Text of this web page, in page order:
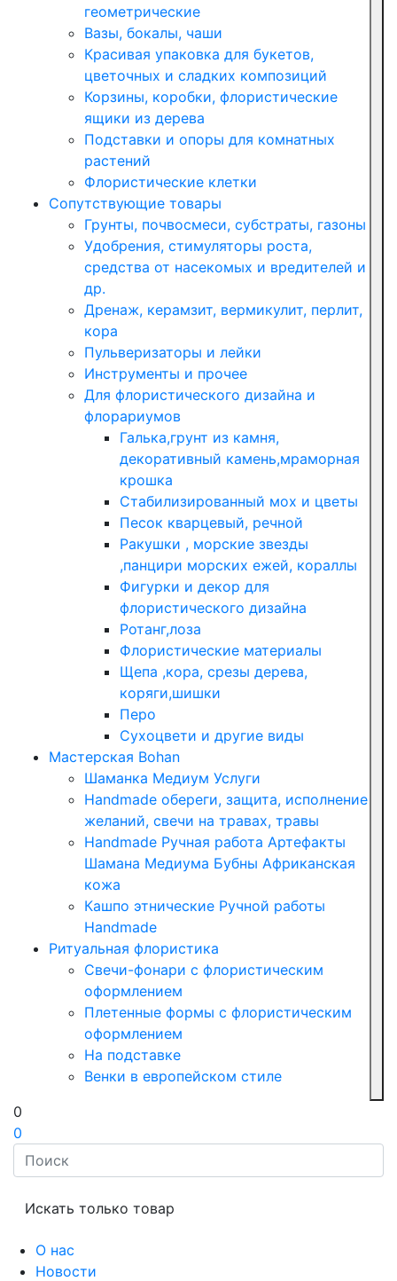
геометрические
Вазы, бокалы, чаши
Красивая упаковка для букетов,
цветочных и сладких композиций
Корзины, коробки, флористические
ящики из дерева
Подставки и опоры для комнатных
растений
Флористические клетки
Сопутствующие товары
Грунты, почвосмеси, субстраты, газоны
Удобрения, стимуляторы роста,
средства от насекомых и вредителей и
др.
Дренаж, керамзит, вермикулит, перлит,
кора
Пульверизаторы и лейки
Инструменты и прочее
Для флористического дизайна и
флорариумов
Галька,грунт из камня,
декоративный камень,мраморная
крошка
Стабилизированный мох и цветы
Песок кварцевый, речной
Ракушки , морские звезды
,панцири морских ежей, кораллы
Фигурки и декор для
флористического дизайна
Ротанг,лоза
Флористические материалы
Щепа ,кора, срезы дерева,
коряги,шишки
Перо
Сухоцвети и другие виды
Мастерская Bohan
Шаманка Медиум Услуги
Handmade обереги, защита, исполнение
желаний, свечи на травах, травы
Handmade Ручная работа Артефакты
Шамана Медиума Бубны Африканская
кожа
Кашпо этнические Ручной работы
Handmade
Ритуальная флористика
Свечи-фонари с флористическим
оформлением
Плетенные формы с флористическим
оформлением
На подставке
Венки в европейском стиле
0
0
Искать только товар
О нас
Новости